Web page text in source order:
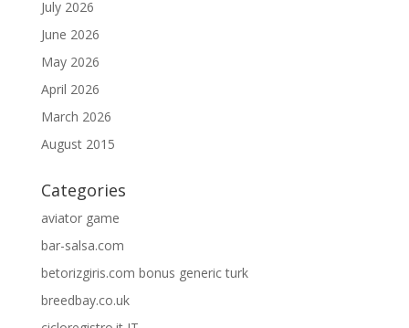
July 2026
June 2026
May 2026
April 2026
March 2026
August 2015
Categories
aviator game
bar-salsa.com
betorizgiris.com bonus generic turk
breedbay.co.uk